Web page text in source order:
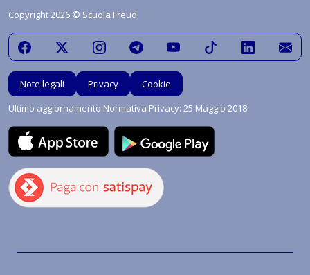
Copyright 2026 © Scuola Freud
Note legali Privacy
Cookie
Ultimo aggiornamento Normativa Privacy: 25 Maggio 2018